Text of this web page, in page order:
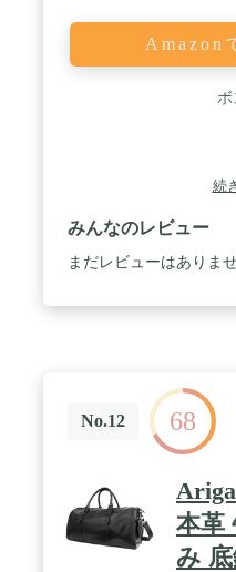
見た目より収納力があ
1−2泊着替え、靴、A4
ょうどいい絶妙な大き
す。おしやれなデザイ
てます。シンプルなブ
で男女兼用で使えます。
Amazon
ボ
続
みんなのレビュー
まだレビューはありま
No.12 68
本革
み